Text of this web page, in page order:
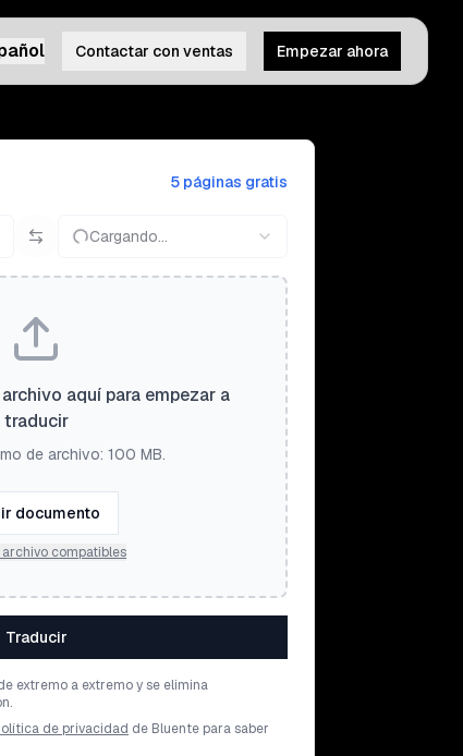
Contactar con ventas Empezar ahora
5 páginas gratis
Cargando...
aquí para empezar a
traducir
de archivo: 100 MB.
documento
compatibles
Traducir
extremo a extremo y se elimina
de privacidad de Bluente para saber